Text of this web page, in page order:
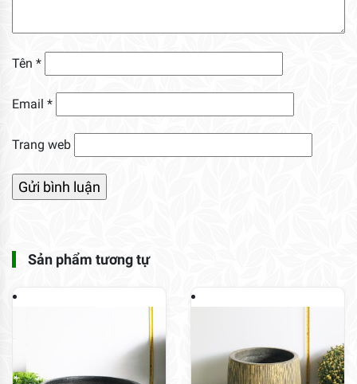
Tên *
Email *
Trang web
Sản phẩm tương tự